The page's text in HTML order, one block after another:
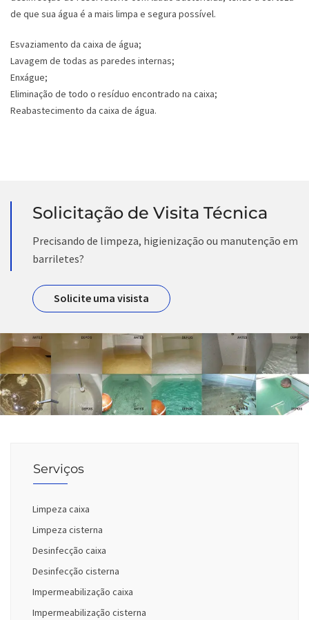
de que sua água é a mais limpa e segura possível.
Esvaziamento da caixa de água;
Lavagem de todas as paredes internas;
Enxágue;
Eliminação de todo o resíduo encontrado na caixa;
Reabastecimento da caixa de água.
Solicitação de Visita Técnica
Precisando de limpeza, higienização ou manutenção em
barriletes?
Solicite uma visista
Serviços
Limpeza caixa
Limpeza cisterna
Desinfecção caixa
Desinfecção cisterna
Impermeabilização caixa
Impermeabilização cisterna